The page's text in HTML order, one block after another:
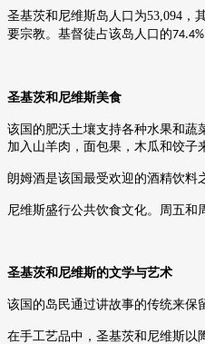
圣基茨和尼维斯岛人口为53,094 ，
要宗教。基督徒占该岛人口的74.4%
圣基茨和尼维斯美食
该国的肥沃土壤支持各种水果和蔬
加入山羊肉，面包果，木瓜和饺子
朗姆酒是该国最受欢迎的酒精饮料
尼维斯盛行公共饮食文化。周五和
圣基茨和尼维斯的文学与艺术
该国的岛民通过讲故事的传统来保
在手工艺品中，圣基茨和尼维斯以